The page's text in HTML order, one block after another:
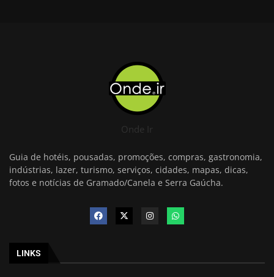
Onde Ir
Guia de hotéis, pousadas, promoções, compras, gastronomia,
indústrias, lazer, turismo, serviços, cidades, mapas, dicas,
fotos e notícias de Gramado/Canela e Serra Gaúcha.
LINKS